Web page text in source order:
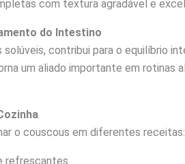
com textura agradável e
do Intestino
solúveis, contribui para o equilíbrio
um aliado importante em rotinas
o couscous em diferentes receitas:
refrescantes